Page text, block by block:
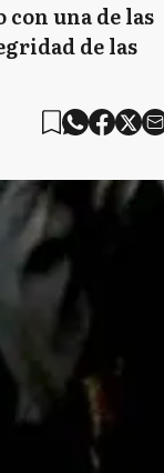
con una de las
de las